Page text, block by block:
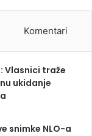
Komentari
Vlasnici traže
ukidanje
snimke NLO-a